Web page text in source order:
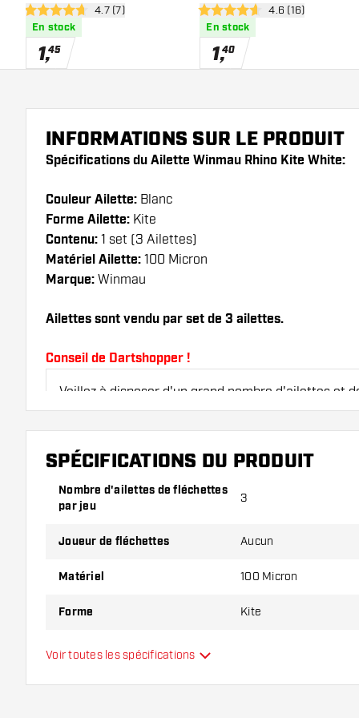
ouvrir le panneau des avis
4.7 étoiles de notation
4.7 (7)
En stock
1,45
ouvrir le panneau
4.6 étoiles de notation
4.6 (16)
En stock
1,40
INFORMATIONS SUR LE PRODUIT
Spécifications du Ailette Winmau Rhino Kite White:
Couleur Ailette: Blanc
Forme Ailette: Kite
Contenu: 1 set (3 Ailettes)
Matériel Ailette: 100 Micron
Marque: Winmau
Ailettes sont vendu par set de 3 ailettes.
Conseil de Dartshopper !
Veillez à disposer d'un grand nombre d'ailettes et
endommagés ou cassés à l'usage.
Essayez une forme, un matériau ou une épaisseur
SPÉCIFICATIONS DU PRODUIT
Nombre d'ailettes de fléchettes
par jeu
3
Joueur de fléchettes Aucun
Matériel 100 Micron
Forme Kite
Flexibilité
Voir toutes les spécifications